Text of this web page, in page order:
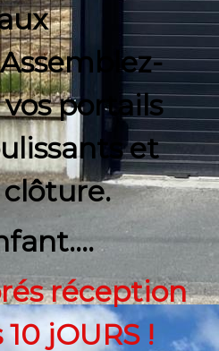
portails
et
réception
jOURS !